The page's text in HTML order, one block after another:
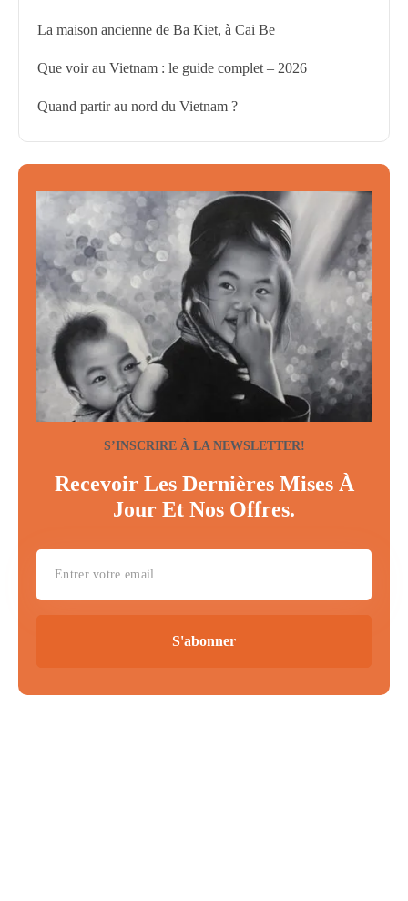
La maison ancienne de Ba Kiet, à Cai Be
Que voir au Vietnam : le guide complet – 2026
Quand partir au nord du Vietnam ?
S’INSCRIRE À LA NEWSLETTER!
Recevoir Les Dernières Mises À
Jour Et Nos Offres.
S'abonner